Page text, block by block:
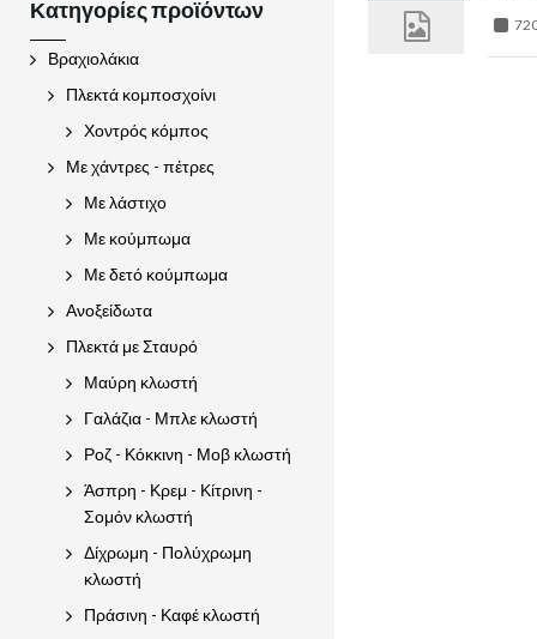
Κατηγορίες προϊόντων
Βραχιολάκια
Πλεκτά κομποσχοίνι
Χοντρός κόμπος
Με χάντρες - πέτρες
Με λάστιχο
Με κούμπωμα
Με δετό κούμπωμα
Ανοξείδωτα
Πλεκτά με Σταυρό
Μαύρη κλωστή
Γαλάζια - Μπλε κλωστή
Ροζ - Κόκκινη - Μοβ κλωστή
Άσπρη - Κρεμ - Κίτρινη -
Σομόν κλωστή
Δίχρωμη - Πολύχρωμη
κλωστή
Πράσινη - Καφέ κλωστή